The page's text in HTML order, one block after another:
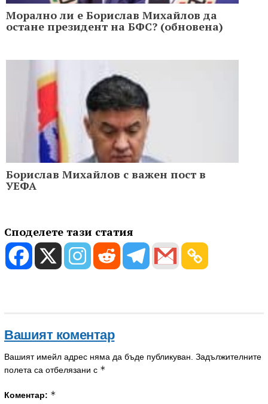
Морално ли е Борислав Михайлов да
остане президент на БФС? (обновена)
Борислав Михайлов с важен пост в
УЕФА
Споделете тази статия
Вашият коментар
Вашият имейл адрес няма да бъде публикуван. Задължителните
полета са отбелязани с *
Коментар: *